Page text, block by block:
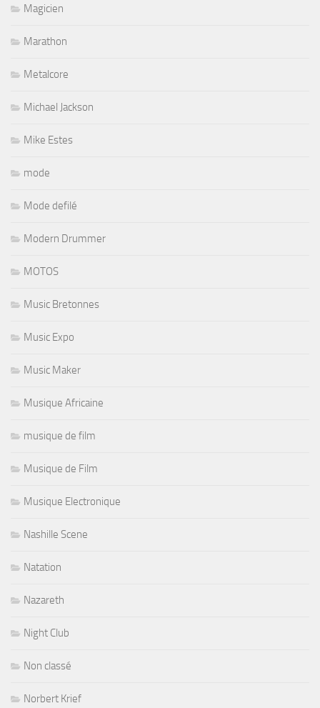
Magicien
Marathon
Metalcore
Michael Jackson
Mike Estes
mode
Mode defilé
Modern Drummer
MOTOS
Music Bretonnes
Music Expo
Music Maker
Musique Africaine
musique de film
Musique de Film
Musique Electronique
Nashille Scene
Natation
Nazareth
Night Club
Non classé
Norbert Krief